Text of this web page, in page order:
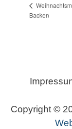
Backen
Copyright ©